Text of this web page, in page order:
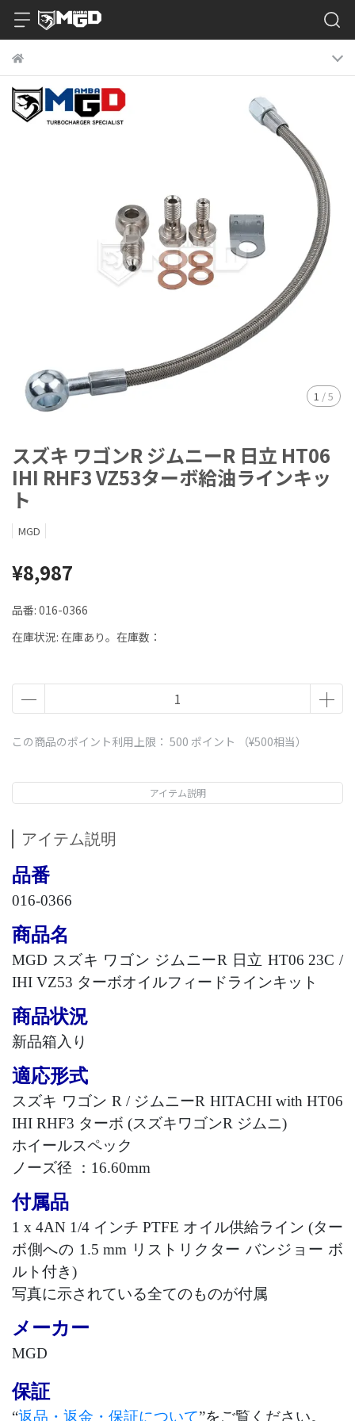
1 /5
スズキ ワゴンR ジムニーR 日立 HT06
IHI RHF3 VZ53ターボ給油ラインキッ
ト
MGD
¥8,987
品番: 016-0366
在庫状況: 在庫あり。在庫数：
この商品のポイント利用上限： 500 ポイント （¥500相当）
アイテム説明
アイテム説明
品番
016-0366
商品名
MGD スズキ ワゴン ジムニーR 日立 HT06 23C /
IHI VZ53 ターボオイルフィードラインキット
商品状況
新品箱入り
適応形式
スズキ ワゴン R / ジムニーR HITACHI with HT06
IHI RHF3 ターボ (スズキワゴンR ジムニ)
ホイールスペック
ノーズ径 ： 16.60mm
付属品
1 x 4AN 1/4 インチ PTFE オイル供給ライン (ター
ボ側への 1.5 mm リストリクター バンジョー ボ
ルト付き)
写真に示されている全てのものが付属
メーカー
MGD
保証
“返品・返金・保証について”をご覧ください。